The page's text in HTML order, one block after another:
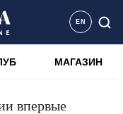
EN
МАГАЗИН
впервые